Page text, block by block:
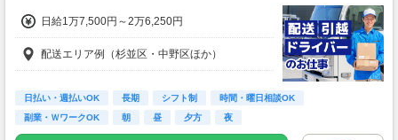
日給1万7,500円～2万6,250円
配送エリア例（杉並区・中野区ほか）
日払い・週払いOK 長期 シフト制
時間・曜日相談OK
副業・ＷワークOK
朝 昼 夕方 夜